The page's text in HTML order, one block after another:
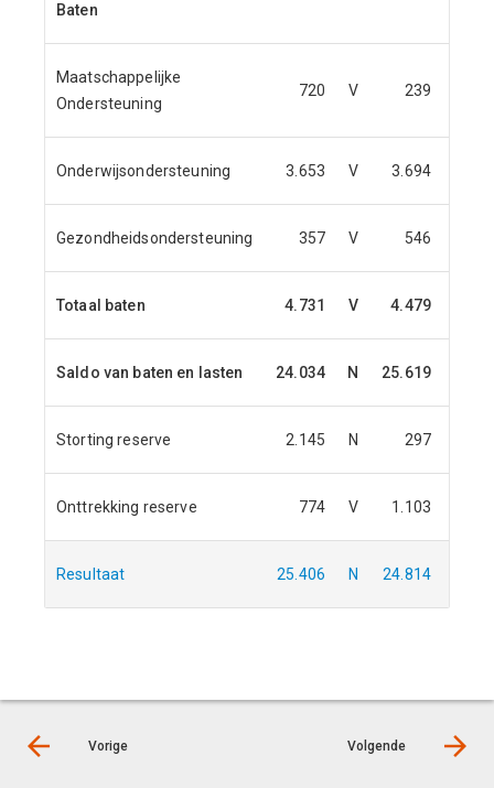
Baten
Maatschappelijke
Ondersteuning
720 V 239
Onderwijsondersteuning 3.653 V 3.694
Gezondheidsondersteuning 357 V 546
Totaal baten 4.731 V 4.479
Saldo van baten en lasten 24.034 N 25.619
Storting reserve 2.145 N 297
Onttrekking reserve 774 V 1.103
Resultaat 25.406 N 24.814
Vorige Volgende